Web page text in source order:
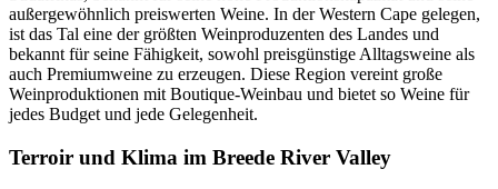
außergewöhnlich preiswerten Weine. In der Western Cape gelegen,
ist das Tal eine der größten Weinproduzenten des Landes und
bekannt für seine Fähigkeit, sowohl preisgünstige Alltagsweine als
auch Premiumweine zu erzeugen. Diese Region vereint große
Weinproduktionen mit Boutique-Weinbau und bietet so Weine für
jedes Budget und jede Gelegenheit.
Terroir und Klima im Breede River Valley